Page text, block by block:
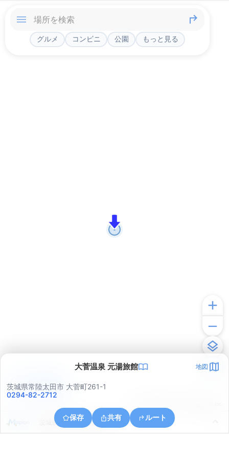
グルメ コンビニ 公園 もっと見る
大菅温泉 元湯旅館 地図
茨城県常陸太田市 大菅町261-1
0294-82-2712
保存 共有 ルート
茨城県常陸太田市天下野町
アプリで見る